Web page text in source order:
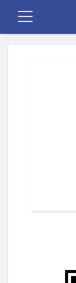
Toggle